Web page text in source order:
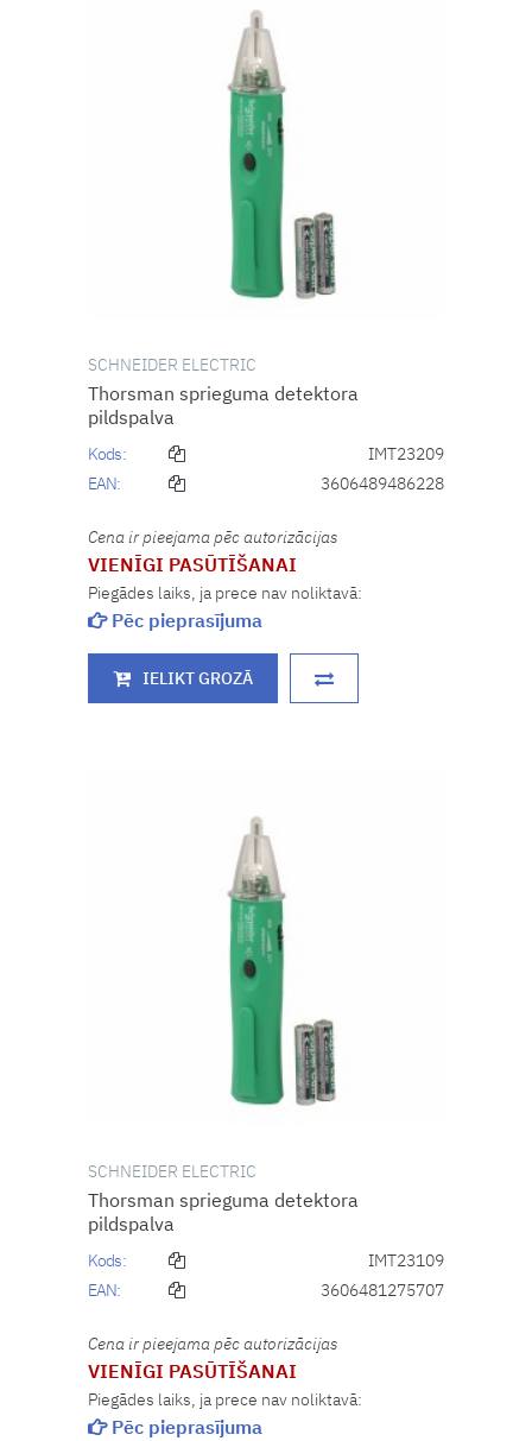
SCHNEIDER ELECTRIC
Thorsman sprieguma detektora
pildspalva
Kods:
IMT23209
EAN:
3606489486228
Cena ir pieejama pēc autorizācijas
VIENĪGI PASŪTĪŠANAI
Piegādes laiks, ja prece nav noliktavā:
Pēc pieprasījuma
IELIKT GROZĀ
SCHNEIDER ELECTRIC
Thorsman sprieguma detektora
pildspalva
Kods:
IMT23109
EAN:
3606481275707
Cena ir pieejama pēc autorizācijas
VIENĪGI PASŪTĪŠANAI
Piegādes laiks, ja prece nav noliktavā:
Pēc pieprasījuma